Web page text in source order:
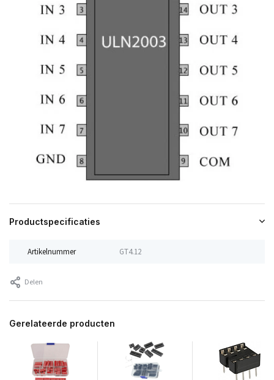
Productspecificaties
Artikelnummer GT4.12
Delen
Gerelateerde producten